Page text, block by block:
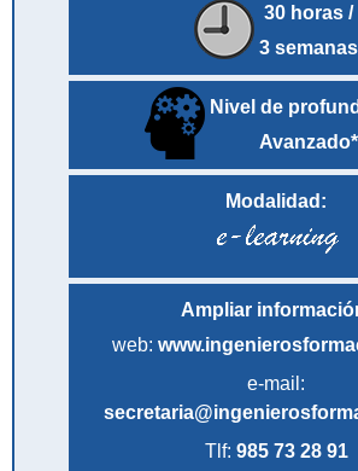
30 horas /
3 semanas
Nivel de
Avanzado*
Modalidad:
Ampliar
web:
e-mail:
Tlf: 985 73 28 91